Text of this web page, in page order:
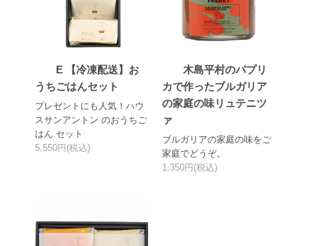
E 【冷凍配送】お
うちごはんセット
プレゼントにも人気！ハウ
スサンアントン のおうちご
はん セット
5,550円(税込)
木島平村のパプリ
カで作ったブルガリア
の家庭の味リュテニツ
ァ
ブルガリアの家庭の味をご
家庭でどうぞ。
1,350円(税込)